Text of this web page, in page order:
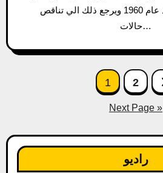
وذلك لم يحدث منذ عام 1960 ويرجع ذلك الي تناقص
حالات…
1 2
Next Page »
راديو